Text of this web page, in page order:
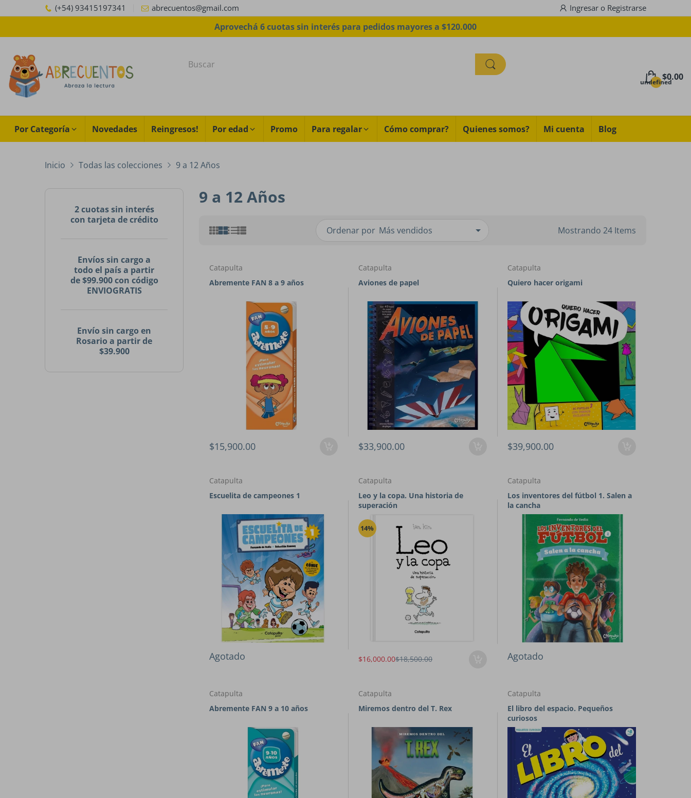
(+54) 93415197341 abrecuentos@gmail.com Ingresar o Registrarse
Envíos sin cargo a todo el país a partir de $99.900. Código ENVIOGRATIS
undefined$0.00
Por Categoría Novedades Reingresos! Por edad Promo Para regalar Cómo comprar? Quienes somos? Mi cuenta Blog
Inicio Todas las colecciones 9 a 12 Años
2 cuotas sin interés
con tarjeta de crédito
Envíos sin cargo a
todo el país a partir
de $99.900 con código
ENVIOGRATIS
Envío sin cargo en
Rosario a partir de
$39.900
9 a 12 Años
Ordenar por Mostrando 24 Items
Catapulta
Abremente FAN 8 a 9 años
$15,900.00
Catapulta
Aviones de papel
$33,900.00
Catapulta
Quiero hacer origami
$39,900.00
Catapulta
Escuelita de campeones 1
Agotado
Catapulta
Leo y la copa. Una historia de
superación
14%
$16,000.00$18,500.00
Catapulta
Los inventores del fútbol 1. Salen a
la cancha
Agotado
Catapulta
Abremente FAN 9 a 10 años
Catapulta
Miremos dentro del T. Rex
Catapulta
El libro del espacio. Pequeños
curiosos